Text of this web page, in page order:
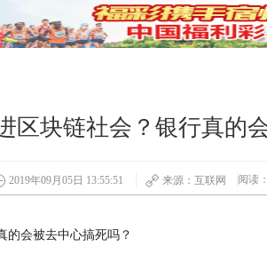
区块链社会？银行真的
2019年09月05日 13:55:51 来源：互联网 阅读